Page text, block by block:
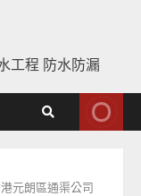
工程 防水防漏
元朗區通渠公司